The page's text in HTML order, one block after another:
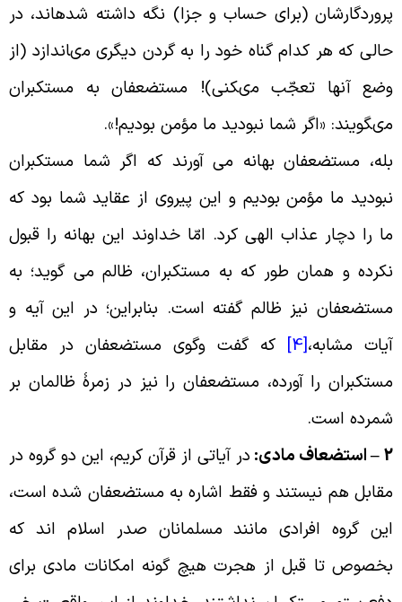
(براى حساب و جزا) نگه داشته شده‏اند، در
که هر کدام گناه خود را به گردن دیگرى مى‏اندازد (از
آنها تعجّب مى‏کنى)! مستضعفان به مستکبران
«اگر شما نبودید ما مؤمن بودیم!».
مستضعفان بهانه می آورند که اگر شما مستکبران
ما مؤمن بودیم و این پیروی از عقاید شما بود که
را دچار عذاب الهی کرد. امّا خداوند این بهانه را قبول
و همان طور که به مستکبران، ظالم می گوید؛ به
نیز ظالم گفته است. بنابراین؛ در این آیه و
مشابه،[4]
که گفت وگوی مستضعفان در مقابل
را آورده، مستضعفان را نیز در زمرۀ ظالمان بر
است.
استضعاف مادی:در آیاتی از قرآن کریم، این دو گروه در
هم نیستند و فقط اشاره به مستضعفان شده است،
گروه افرادی مانند مسلمانان صدر اسلام اند که
تا قبل از هجرت هیچ گونه امکانات مادی برای